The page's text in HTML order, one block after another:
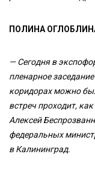
ПОЛИНА
— Сегодня в
пленарное
коридорах можно
встреч проходит,
Алексей
федеральных
в Калининград.